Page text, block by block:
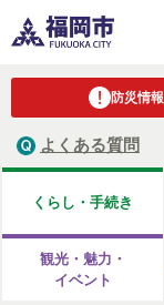
防災情報
よくある質問
くらし・手続き
観光・魅力・
イベント